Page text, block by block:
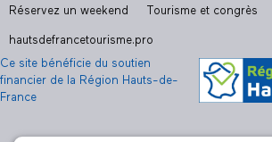
Réservez un weekend Tourisme et congrès
hautsdefrancetourisme.pro
Ce site bénéficie du soutien
financier de la Région Hauts-de-
France